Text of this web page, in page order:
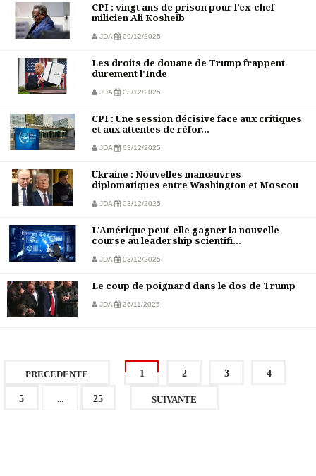
CPI : vingt ans de prison pour l’ex-chef
milicien Ali Kosheib
JDA 09/12/2025
Les droits de douane de Trump frappent
durement l'Inde
JDA 03/12/2025
CPI : Une session décisive face aux critiques
et aux attentes de réfor...
JDA 03/12/2025
Ukraine : Nouvelles manœuvres
diplomatiques entre Washington et Moscou
JDA 03/12/2025
L'Amérique peut-elle gagner la nouvelle
course au leadership scientifi...
JDA 03/12/2025
Le coup de poignard dans le dos de Trump
JDA 26/11/2025
PRECEDENTE 1 2 3 4
5 ... 25 SUIVANTE